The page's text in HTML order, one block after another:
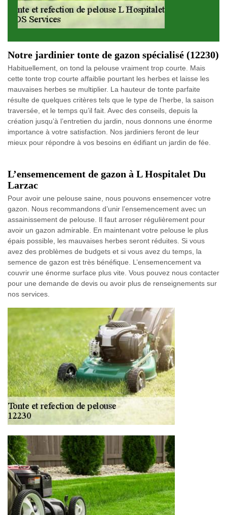
Notre jardinier tonte de gazon spécialisé (12230)
Habituellement, on tond la pelouse vraiment trop courte. Mais
cette tonte trop courte affaiblie pourtant les herbes et laisse les
mauvaises herbes se multiplier. La hauteur de tonte parfaite
résulte de quelques critères tels que le type de l’herbe, la saison
traversée, et le temps qu’il fait. Avec des conseils, depuis la
création jusqu’à l’entretien du jardin, nous donnons une énorme
importance à votre satisfaction. Nos jardiniers feront de leur
mieux pour répondre à vos besoins en édifiant un jardin de fée.
L’ensemencement de gazon à L Hospitalet Du
Larzac
Pour avoir une pelouse saine, nous pouvons ensemencer votre
gazon. Nous recommandons d’unir l’ensemencement avec un
assainissement de pelouse. Il faut arroser régulièrement pour
avoir un gazon admirable. En maintenant votre pelouse le plus
épais possible, les mauvaises herbes seront réduites. Si vous
avez des problèmes de budgets et si vous avez du temps, la
semence de gazon est très bénéfique. L’ensemencement va
couvrir une énorme surface plus vite. Vous pouvez nous contacter
pour une demande de devis ou avoir plus de renseignements sur
nos services.